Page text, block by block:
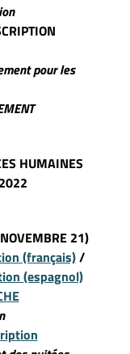
pour les
HUMAINES
21)
(français)/
(espagnol)